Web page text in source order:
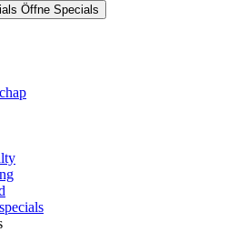
Öffne Specials